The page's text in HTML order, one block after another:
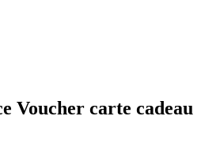
Voucher carte cadeau